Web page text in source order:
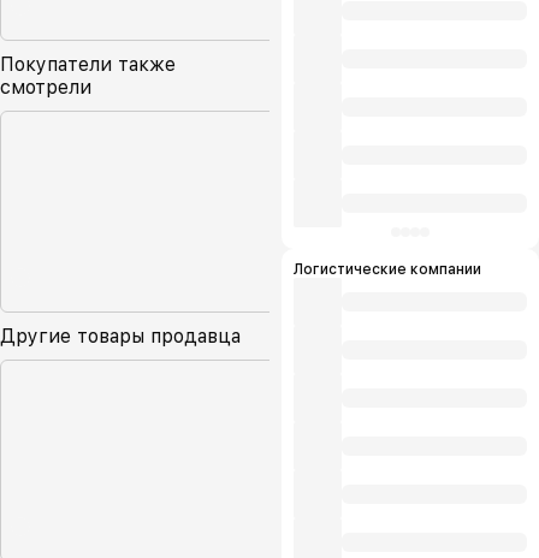
Покупатели также
смотрели
Другие товары продавца
Логистические компании